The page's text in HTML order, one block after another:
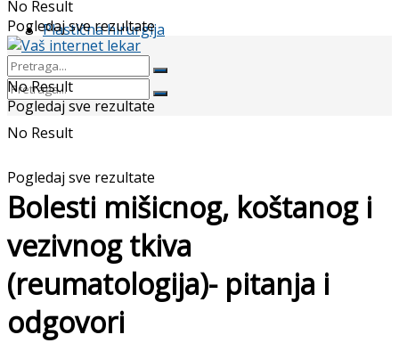
Plastična hirurgija
No Result
Pogledaj sve rezultate
No Result
Pogledaj sve rezultate
No Result
Pogledaj sve rezultate
Bolesti mišicnog, koštanog i
vezivnog tkiva
(reumatologija)- pitanja i
odgovori